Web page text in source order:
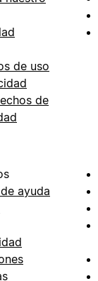
de uso
de
ayuda